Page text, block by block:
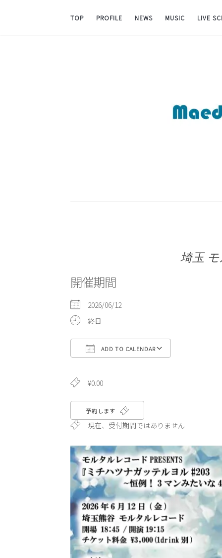
TOP PROFILE NEWS MUSIC LIVE
埼玉
開催期間
2026/06/12
終日
ADD TO CALENDAR
¥0.00
予約します
現在、受付期間ではありません